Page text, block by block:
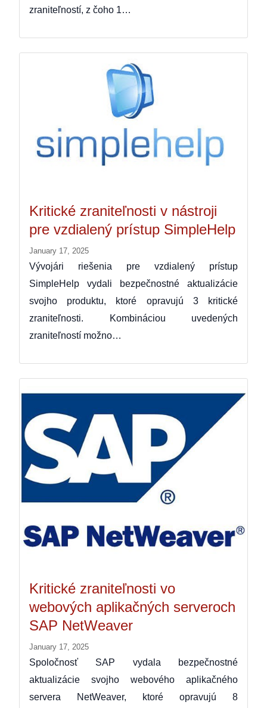
zraniteľností, z čoho 1…
Kritické zraniteľnosti v nástroji
pre vzdialený prístup SimpleHelp
January 17, 2025
Vývojári riešenia pre vzdialený prístup
SimpleHelp vydali bezpečnostné aktualizácie
svojho produktu, ktoré opravujú 3 kritické
zraniteľnosti. Kombináciou uvedených
zraniteľností možno…
Kritické zraniteľnosti vo
webových aplikačných serveroch
SAP NetWeaver
January 17, 2025
Spoločnosť SAP vydala bezpečnostné
aktualizácie svojho webového aplikačného
servera NetWeaver, ktoré opravujú 8